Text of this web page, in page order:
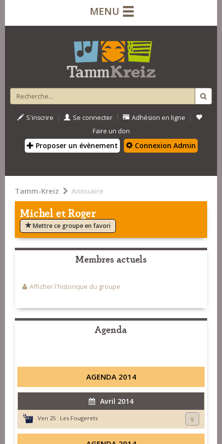
MENU
S'inscrire | Se connecter | Adhésion en ligne |
Faire un don
Proposer un évènement Connexion Admin
Tamm-Kreiz Annuaire
Michel et Roger
Mettre ce groupe en favori
Membres actuels
Afficher l'historique du groupe
Agenda
AGENDA 2014
Avril 2014
Ven 25 : Les Fougerets